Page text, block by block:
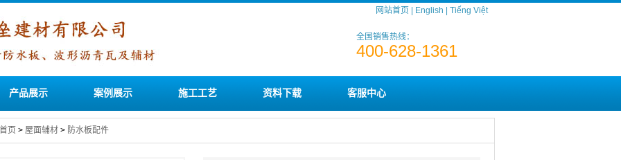
网站首页 English Tiếng Việt
全国销售热线：
400-628-1361
产品展示 案例展示 施工工艺 资料下载 客服中心
首页 > 屋面辅材 > 防水板配件